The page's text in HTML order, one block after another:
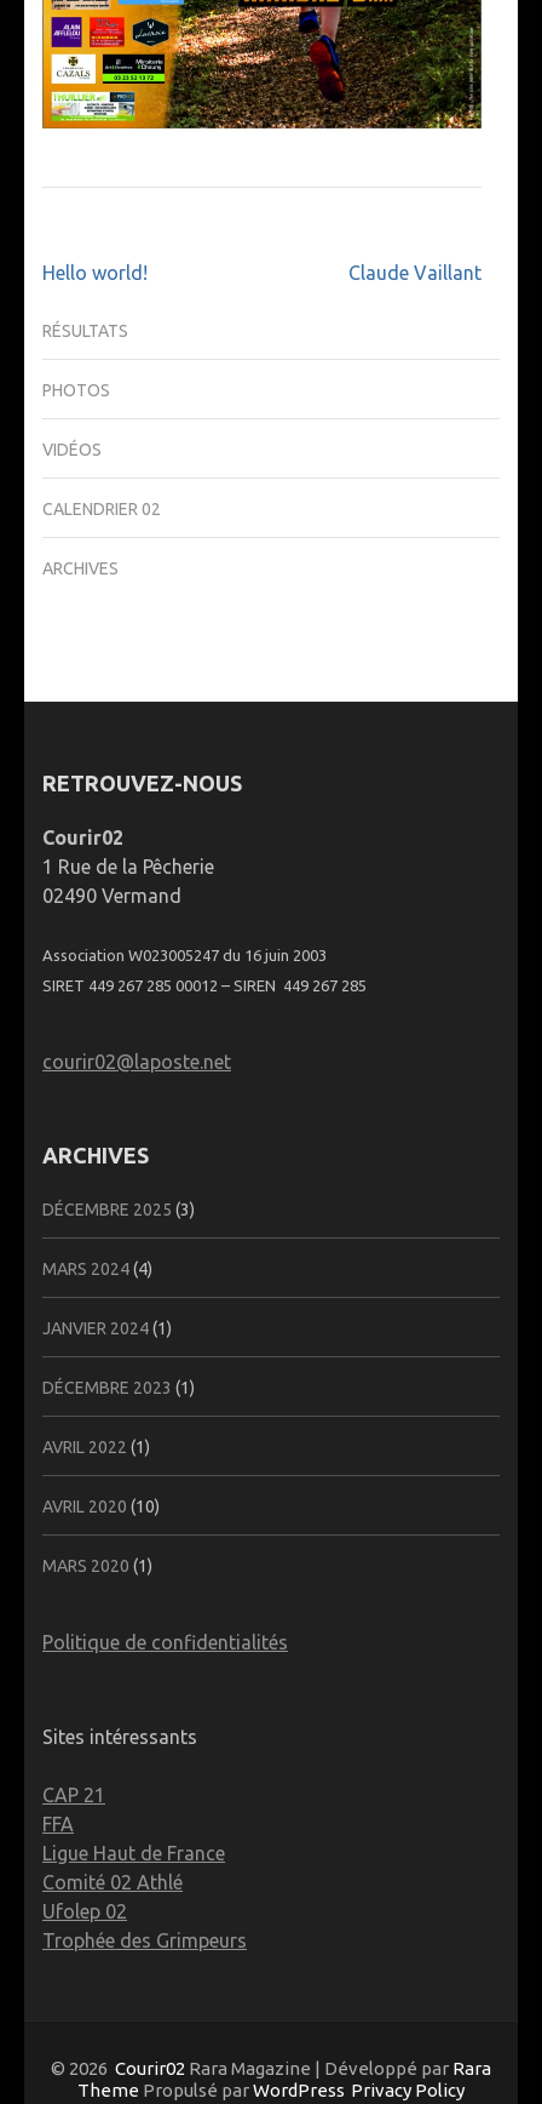
Navigation
l’article
Hello world! Claude Vaillant
RÉSULTATS
PHOTOS
VIDÉOS
CALENDRIER 02
ARCHIVES
RETROUVEZ-NOUS
Courir02
1 Rue de la Pêcherie
02490 Vermand
Association W023005247 du 16 juin 2003
SIRET 449 267 285 00012 – SIREN 449 267 285
courir02@laposte.net
ARCHIVES
DÉCEMBRE 2025 (3)
MARS 2024(4)
JANVIER 2024(1)
DÉCEMBRE 2023 (1)
AVRIL 2022 (1)
AVRIL 2020 (10)
MARS 2020 (1)
Politique de confidentialités
Sites intéressants
CAP 21
FFA
Ligue Haut de France
Comité 02 Athlé
Ufolep 02
Trophée des Grimpeurs
© 2026 Courir02 Rara Magazine | Développé par Rara
Theme Propulsé parWordPress Privacy Policy